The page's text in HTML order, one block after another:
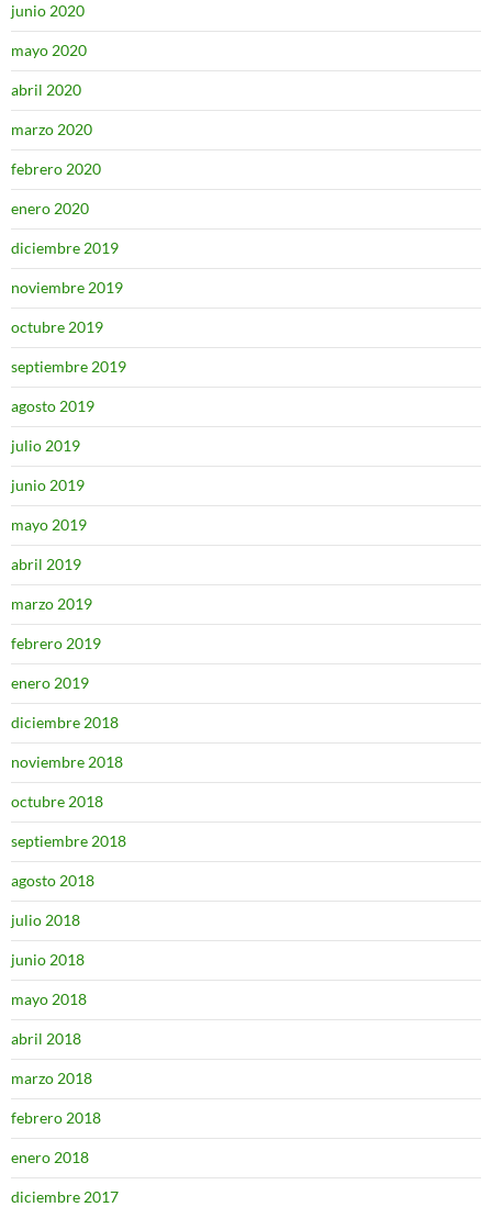
junio 2020
mayo 2020
abril 2020
marzo 2020
febrero 2020
enero 2020
diciembre 2019
noviembre 2019
octubre 2019
septiembre 2019
agosto 2019
julio 2019
junio 2019
mayo 2019
abril 2019
marzo 2019
febrero 2019
enero 2019
diciembre 2018
noviembre 2018
octubre 2018
septiembre 2018
agosto 2018
julio 2018
junio 2018
mayo 2018
abril 2018
marzo 2018
febrero 2018
enero 2018
diciembre 2017